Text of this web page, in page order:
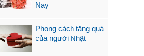
Nay
Phong cách tặng quà
của người Nhật